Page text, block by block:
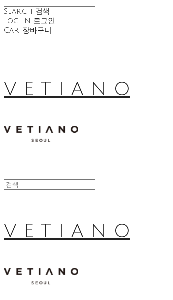
Search 검색
Log In 로그인
Cart장바구니
V E T I A N O
V E T I A N O